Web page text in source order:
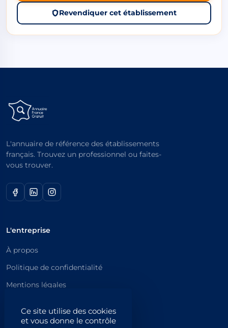
Ce site utilise des cookies
et vous donne le contrôle
Revendiquer cet établissement
L'annuaire de référence des établissements
français. Trouvez un professionnel ou faites-
vous trouver.
L'entreprise
À propos
Politique de confidentialité
Mentions légales
Catégories principales